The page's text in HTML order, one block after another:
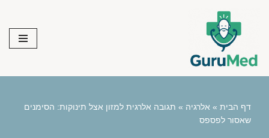
content
דף הבית » אלרגיה » תגובה אלרגית למזון אצל תינוקות: הסימנים
שאסור לפספס